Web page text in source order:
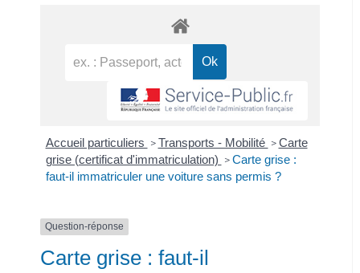
Accueil particuliers > Transports - Mobilité > Carte
grise (certificat d'immatriculation) > Carte grise :
faut-il immatriculer une voiture sans permis ?
Question-réponse
Carte grise : faut-il